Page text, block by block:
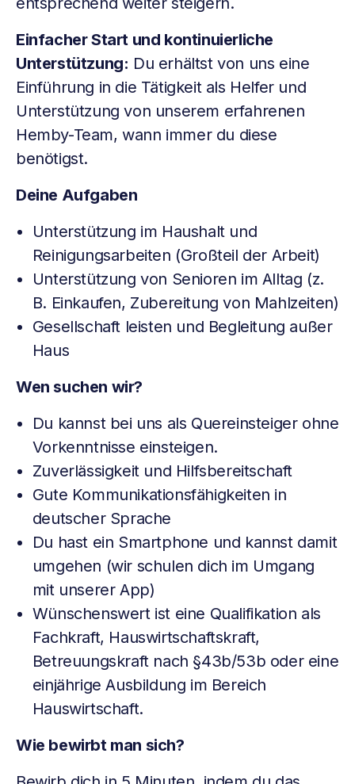
Einfacher Start und kontinuierliche
Unterstützung: Du erhältst von uns eine
Einführung in die Tätigkeit als Helfer und
Unterstützung von unserem erfahrenen
Hemby-Team, wann immer du diese
benötigst.
Deine Aufgaben
Unterstützung im Haushalt und
Reinigungsarbeiten (Großteil der Arbeit)
Unterstützung von Senioren im Alltag (z.
B. Einkaufen, Zubereitung von Mahlzeiten)
Gesellschaft leisten und Begleitung außer
Haus
Wen suchen wir?
Du kannst bei uns als Quereinsteiger ohne
Vorkenntnisse einsteigen.
Zuverlässigkeit und Hilfsbereitschaft
Gute Kommunikationsfähigkeiten in
deutscher Sprache
Du hast ein Smartphone und kannst damit
umgehen (wir schulen dich im Umgang
mit unserer App)
Wünschenswert ist eine Qualifikation als
Fachkraft, Hauswirtschaftskraft,
Betreuungskraft nach §43b/53b oder eine
einjährige Ausbildung im Bereich
Hauswirtschaft.
Wie bewirbt man sich?